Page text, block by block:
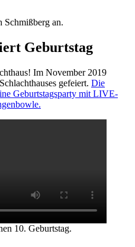
Schmißberg an.
Geburtstag
Im November 2019
gefeiert. Die
Geburtstagsparty mit LIVE-
10. Geburtstag.